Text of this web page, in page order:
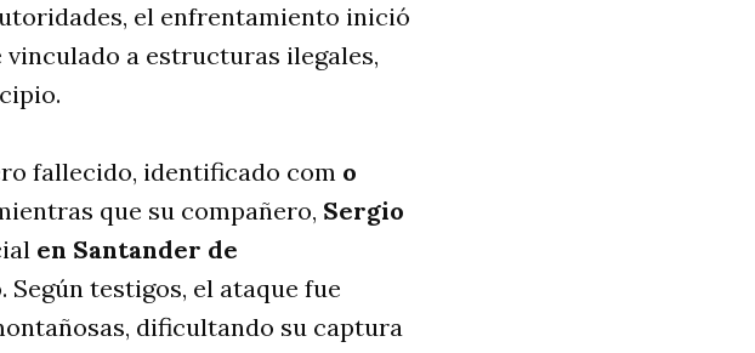
el enfrentamiento inició
a estructuras ilegales,
fallecido, identificado com o
que su compañero, Sergio
en Santander de
testigos, el ataque fue
dificultando su captura